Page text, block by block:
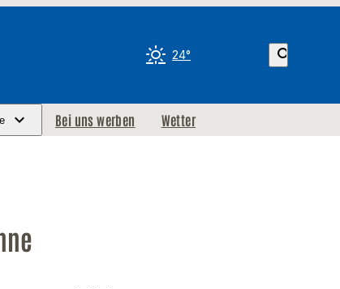
24° search
Bei uns werben Wetter